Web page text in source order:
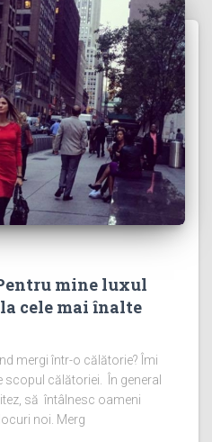
mine luxul
cele mai înalte
mergi într-o călătorie? Îmi
călătoriei. În general
să întâlnesc oameni
noi. Merg